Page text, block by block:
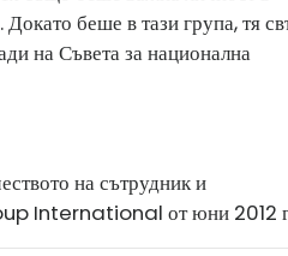
беше в тази група, тя
на Съвета за национална
на сътрудник и
International от юни 2012